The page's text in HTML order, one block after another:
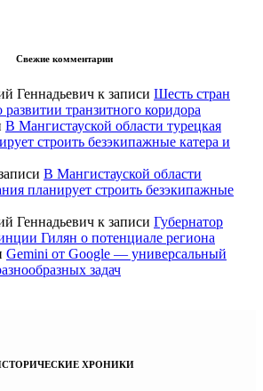
Свежие комментарии
Геннадьевич к записи Шесть стран
развитии транзитного коридора
В Мангистауской области турецкая
строить безэкипажные катера и
В Мангистауской области
планирует строить безэкипажные
Геннадьевич к записи Губернатор
Гилян о потенциале региона
Gemini от Google — универсальный
задач
ХРОНИКИ